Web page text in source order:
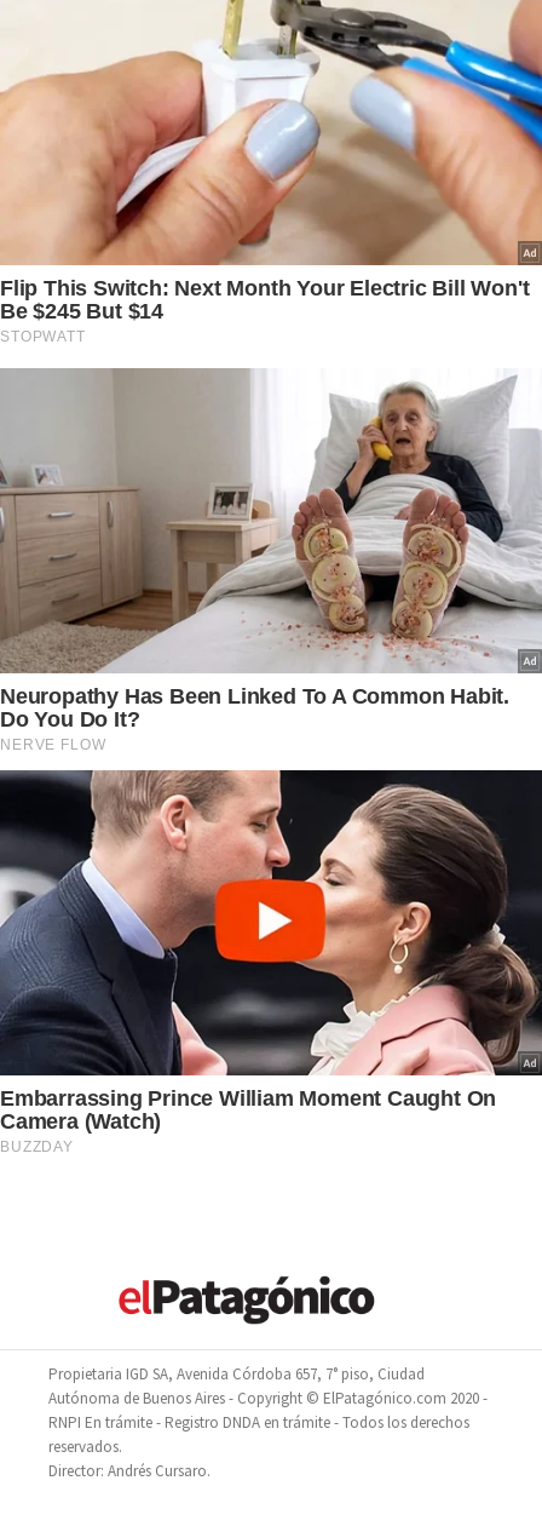
Propietaria IGD SA, Avenida Córdoba 657, 7° piso, Ciudad
Autónoma de Buenos Aires - Copyright © ElPatagónico.com 2020 -
RNPI En trámite - Registro DNDA en trámite - Todos los derechos
reservados.
Director: Andrés Cursaro.